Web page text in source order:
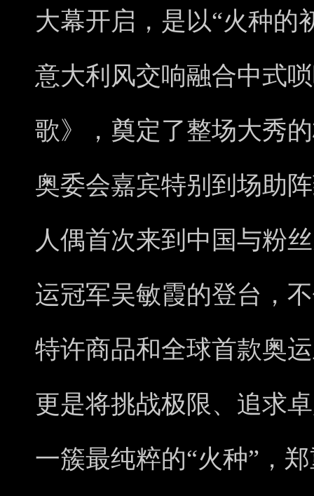
大幕开启，是以“火种的
意大利风交响融合中式
歌》，奠定了整场大秀
奥委会嘉宾特别到场助
人偶首次来到中国与粉
运冠军吴敏霞的登台，
特许商品和全球首款奥
更是将挑战极限、追求
一簇最纯粹的“火种”，